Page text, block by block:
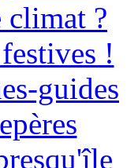
climat ?
!
guides